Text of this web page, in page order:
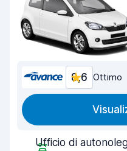
8,6 Ottimo
Ufficio di